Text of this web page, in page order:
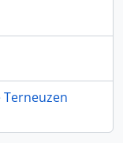
Terneuzen